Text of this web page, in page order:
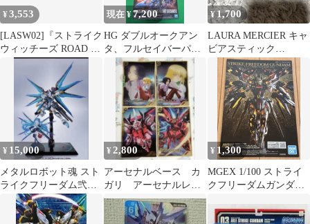
¥3,553
[LASW02]『ストライク
ウィッチーズ ROAD to
BERLIN』MG42S(２挺
セット) 1/12 プラモデ
現在 ¥7,200
HG ダブルオークアン
タ、フルセイバーパー
ツ、パーフェクトスト
ライク、セカンドL
¥ 1,700
LAURA MERCIER キャ
ビアスティック
STRIKE A ROSE
¥ 15,000
メタルロボット魂 スト
ライクフリーダム弐
式 初音ミクver
¥ 2,800
アーセナルベース カ
ガリ アーセナルレ
ア SEED ストライク
ルージュ アスラン
¥ 1,300
MGEX 1/100 ストライ
クフリーダムガンダム